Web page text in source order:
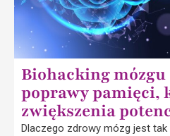
Biohacking
poprawy pamięci,
zwiększenia
Dlaczego zdrowy mózg jest